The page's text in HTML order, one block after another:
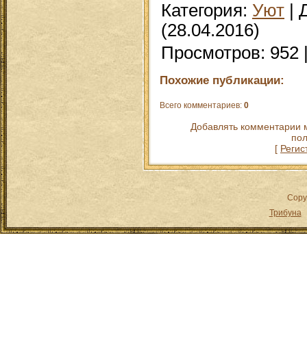
Категория: Уют
(28.04.2016)
Просмотров: 952
Похожие публикации:
Всего комментариев: 0
Добавлять комментарии
[
Трибуна